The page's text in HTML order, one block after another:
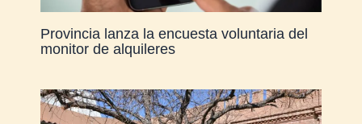
Provincia lanza la encuesta voluntaria del
monitor de alquileres